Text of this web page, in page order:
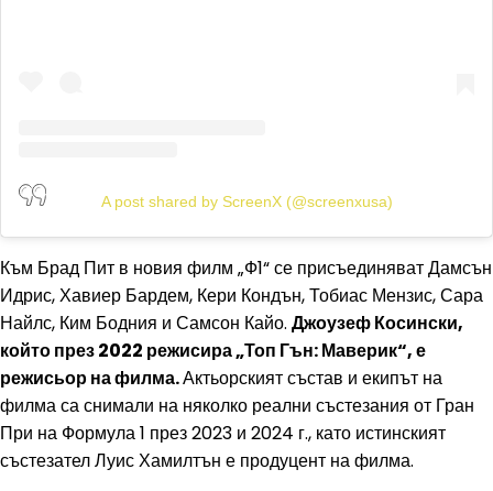
A post shared by ScreenX (@screenxusa)
Към Брад Пит в новия филм „Ф1“ се присъединяват Дамсън
Идрис, Хавиер Бардем, Кери Кондън, Тобиас Мензис, Сара
Найлс, Ким Бодния и Самсон Кайо. Джоузеф Косински,
който през 2022 режисира „Топ Гън: Маверик“, е
режисьор на филма.Актьорският състав и екипът на
филма са снимали на няколко реални състезания от Гран
При на Формула 1 през 2023 и 2024 г., като истинският
състезател Луис Хамилтън е продуцент на филма.